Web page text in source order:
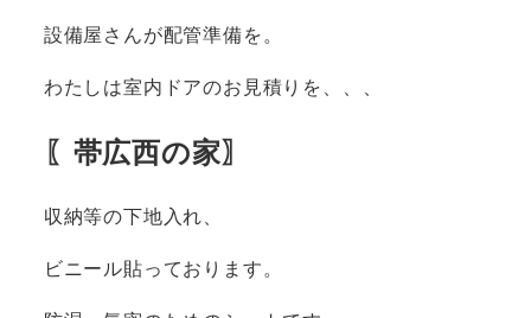
設備屋さんが配管準備を。
わたしは室内ドアのお見積りを、、、
〖帯広西の家〗
収納等の下地入れ、
ビニール貼っております。